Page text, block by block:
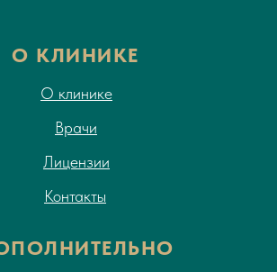
О КЛИНИКЕ
Врачи
Лицензии
О клинике
Контакты